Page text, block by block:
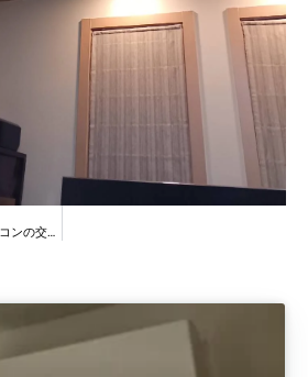
大津市大江｜リビングエアコンの交換工事を行いました